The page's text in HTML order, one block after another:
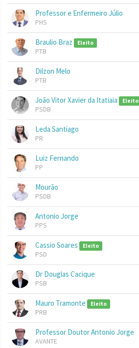
Professor e Enfermeiro Júlio
PHS
Braulio Braz Eleito
PTB
Dilzon Melo
PTB
João Vitor Xavier da Itatiaia Eleito
PSDB
Leda Santiago
PR
Luiz Fernando
PP
Mourão
PSDB
Antonio Jorge
PPS
Cassio Soares Eleito
PSD
Dr Douglas Cacique
PSB
Mauro Tramonte Eleito
PRB
Professor Doutor Antonio Jorge
AVANTE